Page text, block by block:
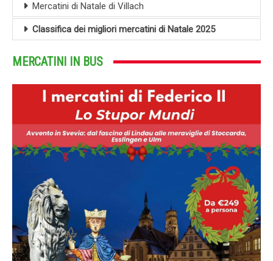
Mercatini di Natale di Villach
Classifica dei migliori mercatini di Natale 2025
MERCATINI IN BUS